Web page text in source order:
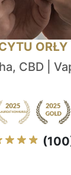
ORŁY
CBD |